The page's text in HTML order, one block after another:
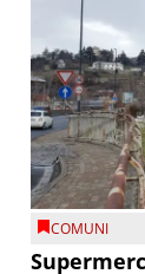
COMUNI